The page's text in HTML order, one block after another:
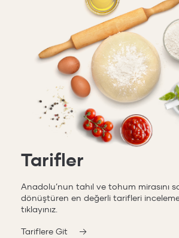
Tarifler
Anadolu’nun tahıl ve tohum mirasını
dönüştüren en değerli tarifleri
tıklayınız.
Tariflere Git